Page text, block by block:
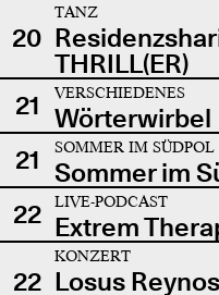
20
TANZ
THRILL(ER)
21
VERSCHIEDENES
Wörterwirbel
21
SOMMER IM SÜDPOL
Sommer im
22
LIVE-PODCAST
Extrem
22
KONZERT
Losus